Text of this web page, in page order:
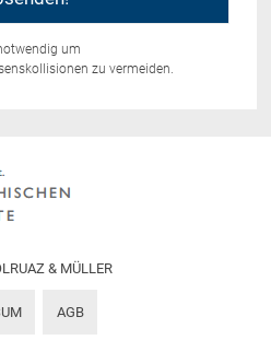
um
zu vermeiden.
& MÜLLER
AGB